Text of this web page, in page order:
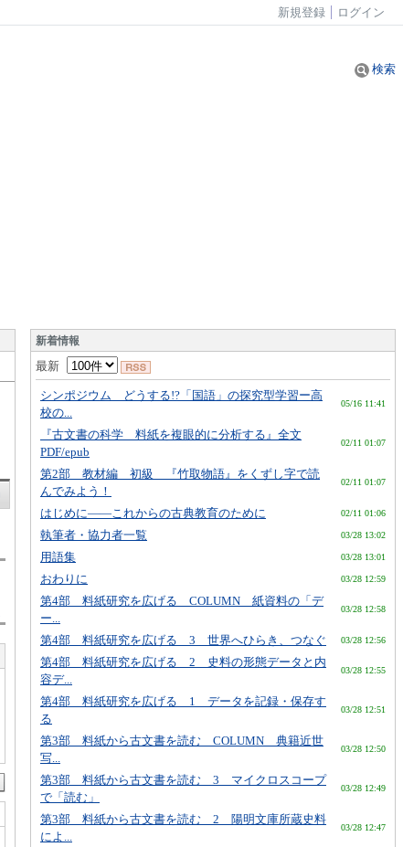
新規登録 ログイン
検索
新着情報
最新
シンポジウム どうする!?「国語」の探究型学習ー高
校の...
05/16 11:41
『古文書の科学 料紙を複眼的に分析する』全文
PDF/epub
02/11 01:07
第2部 教材編 初級 『竹取物語』をくずし字で読
んでみよう！
02/11 01:07
はじめに――これからの古典教育のために 02/11 01:06
執筆者・協力者一覧 03/28 13:02
用語集 03/28 13:01
おわりに 03/28 12:59
第4部 料紙研究を広げる COLUMN 紙資料の「デ
ー...
03/28 12:58
第4部 料紙研究を広げる 3 世界へひらき、つなぐ 03/28 12:56
第4部 料紙研究を広げる 2 史料の形態データと内
容デ...
03/28 12:55
第4部 料紙研究を広げる 1 データを記録・保存す
る
03/28 12:51
第3部 料紙から古文書を読む COLUMN 典籍近世
写...
03/28 12:50
第3部 料紙から古文書を読む 3 マイクロスコープ
で「読む」
03/28 12:49
第3部 料紙から古文書を読む 2 陽明文庫所蔵史料
によ...
03/28 12:47